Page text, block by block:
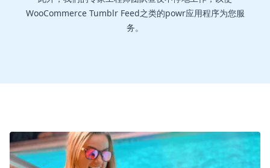
WooCommerce Tumblr Feed之类的powr应用程序为您服
务。